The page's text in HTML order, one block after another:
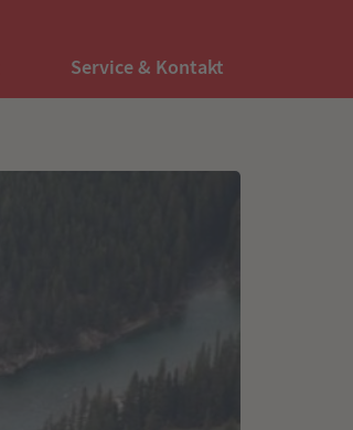
Service & Kontakt